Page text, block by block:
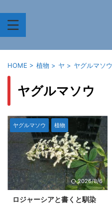
HOME > 植物 > ヤ > ヤグルマソウ
ヤグルマソウ
ヤグルマソウ 植物
2026/8/6
ロジャーシアと書くと馴染